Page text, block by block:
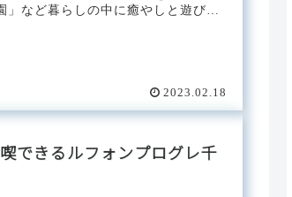
」など暮らしの中に癒やしと遊び心
2023.02.18
できるルフォンプログレ千